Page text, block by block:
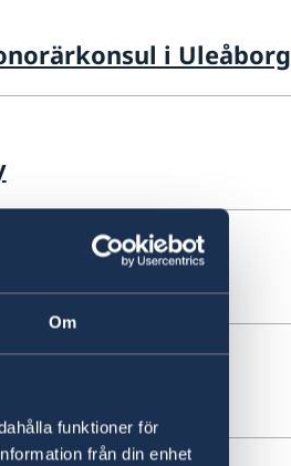
Om
funktioner för
från din enhet
i Uleåborg
i Vasa